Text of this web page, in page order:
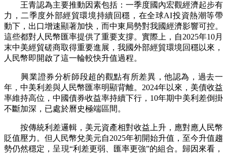
王青認為主要推動因素包括：一季度國內宏觀經濟起步有
力，二季度外部經貿環境持續回穩，在全球AI投資熱潮等帶
動下，出口增速顯著加快，而中東局勢對我國經濟影響可控。
這些都對人民幣匯率提供了重要支撐。實際上，自2025年10月
末中美經貿磋商取得重要進展，我國外部經貿環境回穩以來，
人民幣即開啟了這一輪較快升值過程。
興業證券分析師段超的觀點有所差異，他認為，過去一
年，中美利差與人民幣匯率明顯背離。2024年以來，美債收益
率維持高位，中國債券收益率持續下行，10年期中美利差倒掛
不斷加深，已處於曆史極端區間。
按傳統利差邏輯，美元資產相對收益上升，應對應人民幣
貶值壓力。但人民幣兌美元自2025年初開始升值，至今升值趨
勢仍然穩定，呈現“利差更弱、匯率更強”的組合。歸因來看，